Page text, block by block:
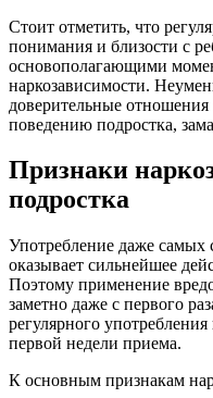
Стоит отметить, что
понимания и близости с
основополагающими
наркозависимости.
доверительные
поведению подростка,
Признаки
подростка
Употребление даже самых
оказывает сильнейшее
Поэтому применение
заметно даже с первого
регулярного
первой недели приема.
К основным признакам